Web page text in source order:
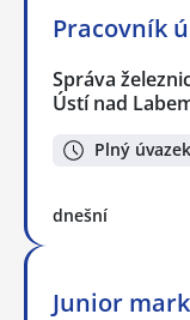
Pracovník
Správa
Ústí nad
Plný úvazek
dnešní
Junior